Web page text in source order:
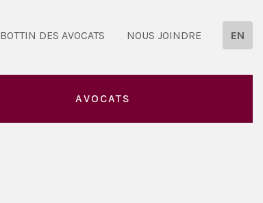
BOTTIN DES AVOCATS NOUS JOINDRE EN
AVOCATS